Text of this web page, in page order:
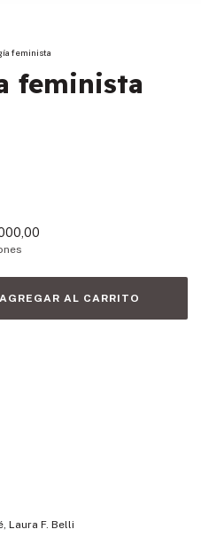
feminista
feminista
Laura F. Belli